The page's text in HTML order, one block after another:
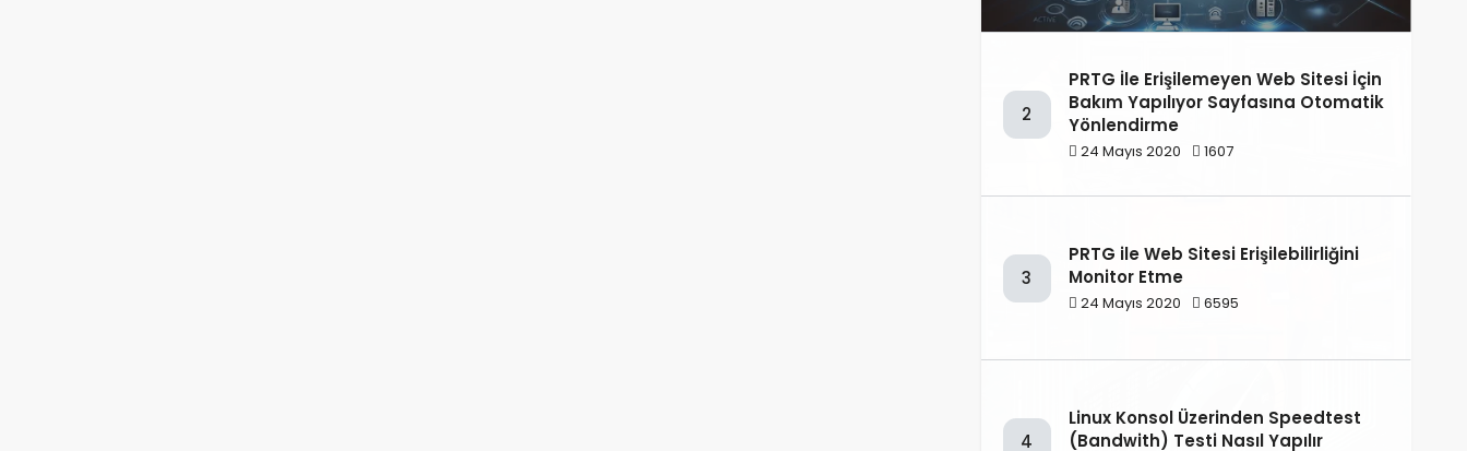
2
PRTG İle Erişilemeyen Web Sitesi İçin
Bakım Yapılıyor Sayfasına Otomatik
Yönlendirme
24 Mayıs 2020 1607
3
PRTG ile Web Sitesi Erişilebilirliğini
Monitor Etme
24 Mayıs 2020 6595
4
Linux Konsol Üzerinden Speedtest
(Bandwith) Testi Nasıl Yapılır